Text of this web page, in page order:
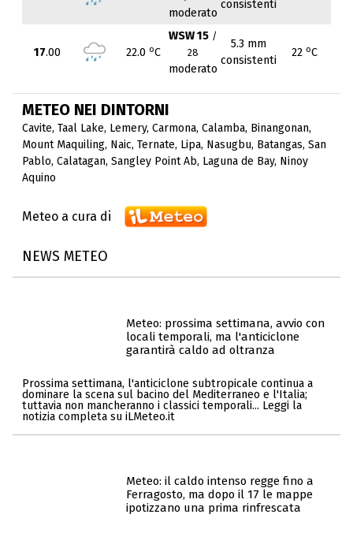
moderato
consistenti
17.00 22.0 oC
WSW 15 /
28
moderato
5.3 mm
consistenti
22 oC
METEO NEI DINTORNI
Cavite, Taal Lake, Lemery, Carmona, Calamba, Binangonan,
Mount Maquiling, Naic, Ternate, Lipa, Nasugbu, Batangas, San
Pablo, Calatagan, Sangley Point Ab, Laguna de Bay, Ninoy
Aquino
Meteo a cura di
NEWS METEO
Meteo: prossima settimana, avvio con
locali temporali, ma l'anticiclone
garantirà caldo ad oltranza
Prossima settimana, l'anticiclone subtropicale continua a
dominare la scena sul bacino del Mediterraneo e l'Italia;
tuttavia non mancheranno i classici temporali... Leggi la
notizia completa su iLMeteo.it
Meteo: il caldo intenso regge fino a
Ferragosto, ma dopo il 17 le mappe
ipotizzano una prima rinfrescata